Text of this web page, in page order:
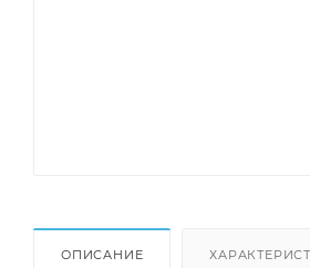
ОПИСАНИЕ